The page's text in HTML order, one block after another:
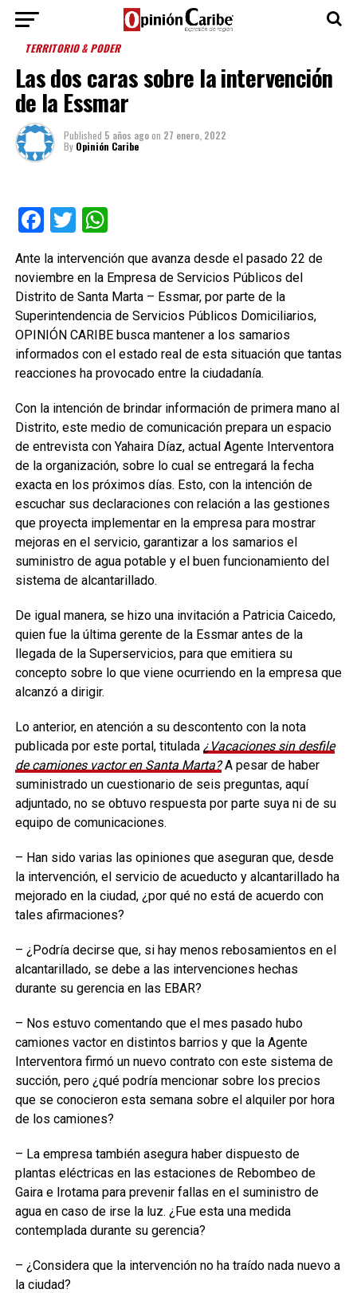
TERRITORIO & PODER
Las dos caras sobre la intervención
de la Essmar
Published 5 años agoon 27 enero, 2022
By Opinión Caribe
Facebook
TwitterWhatsApp
Ante la intervención que avanza desde el pasado 22 de
noviembre en la Empresa de Servicios Públicos del
Distrito de Santa Marta – Essmar, por parte de la
Superintendencia de Servicios Públicos Domiciliarios,
OPINIÓN CARIBE busca mantener a los samarios
informados con el estado real de esta situación que tantas
reacciones ha provocado entre la ciudadanía.
Con la intención de brindar información de primera mano al
Distrito, este medio de comunicación prepara un espacio
de entrevista con Yahaira Díaz, actual Agente Interventora
de la organización, sobre lo cual se entregará la fecha
exacta en los próximos días. Esto, con la intención de
escuchar sus declaraciones con relación a las gestiones
que proyecta implementar en la empresa para mostrar
mejoras en el servicio, garantizar a los samarios el
suministro de agua potable y el buen funcionamiento del
sistema de alcantarillado.
De igual manera, se hizo una invitación a Patricia Caicedo,
quien fue la última gerente de la Essmar antes de la
llegada de la Superservicios, para que emitiera su
concepto sobre lo que viene ocurriendo en la empresa que
alcanzó a dirigir.
Lo anterior, en atención a su descontento con la nota
publicada por este portal, titulada ¿Vacaciones sin desfile
de camiones vactor en Santa Marta?A pesar de haber
suministrado un cuestionario de seis preguntas, aquí
adjuntado, no se obtuvo respuesta por parte suya ni de su
equipo de comunicaciones.
– Han sido varias las opiniones que aseguran que, desde
la intervención, el servicio de acueducto y alcantarillado ha
mejorado en la ciudad, ¿por qué no está de acuerdo con
tales afirmaciones?
– ¿Podría decirse que, si hay menos rebosamientos en el
alcantarillado, se debe a las intervenciones hechas
durante su gerencia en las EBAR?
– Nos estuvo comentando que el mes pasado hubo
camiones vactor en distintos barrios y que la Agente
Interventora firmó un nuevo contrato con este sistema de
succión, pero ¿qué podría mencionar sobre los precios
que se conocieron esta semana sobre el alquiler por hora
de los camiones?
– La empresa también asegura haber dispuesto de
plantas eléctricas en las estaciones de Rebombeo de
Gaira e Irotama para prevenir fallas en el suministro de
agua en caso de irse la luz. ¿Fue esta una medida
contemplada durante su gerencia?
– ¿Considera que la intervención no ha traído nada nuevo a
la ciudad?